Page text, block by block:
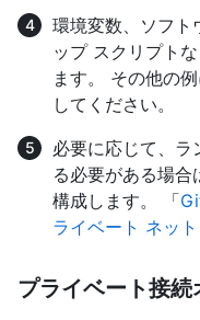
環境変数、ソフト
ップ スクリプト
ます。 その他の
してください。
必要に応じて、ラ
る必要がある場
構成します。 「
ライベート ネッ
プライベート接